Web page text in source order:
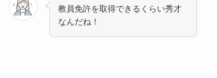
教員免許を取得できるくらい秀才
なんだね！